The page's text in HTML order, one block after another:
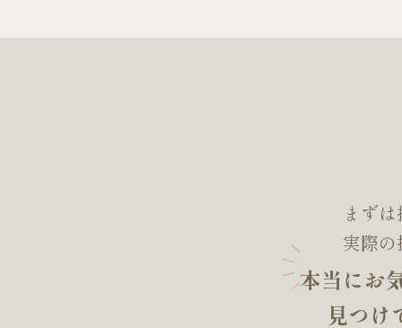
まず
実際の
本当にお
見つけ